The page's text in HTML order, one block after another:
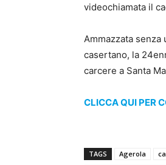
videochiamata il
Ammazzata senza
casertano, la
carcere a Santa
CLICCA QUI PER
TAGS Agerola